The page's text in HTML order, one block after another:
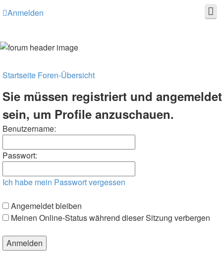
Anmelden
Startseite Foren-Übersicht
Sie müssen registriert und angemeldet
sein, um Profile anzuschauen.
Benutzername:
Passwort:
Ich habe mein Passwort vergessen
Angemeldet bleiben
Meinen Online-Status während dieser Sitzung verbergen